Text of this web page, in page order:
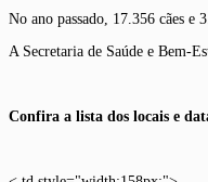
No ano passado, 17.356 cães e
A Secretaria de Saúde e Bem-
Confira a lista dos locais e